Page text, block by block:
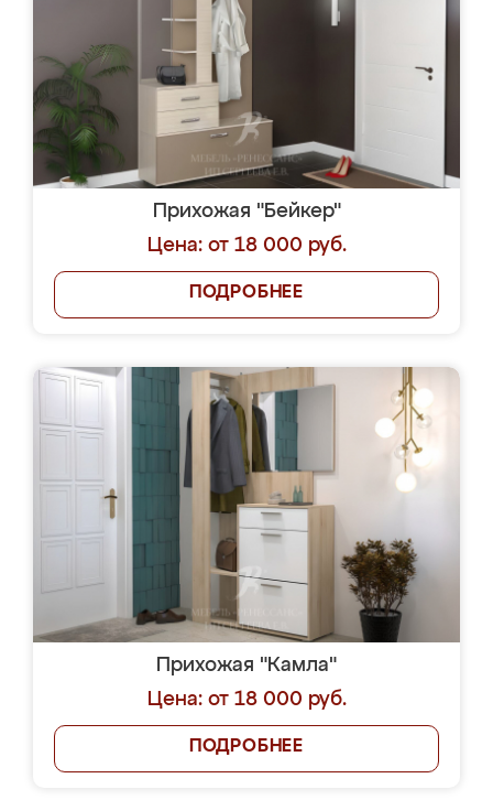
Прихожая "Бейкер"
Цена: от 18 000 руб.
ПОДРОБНЕЕ
Прихожая "Камла"
Цена: от 18 000 руб.
ПОДРОБНЕЕ